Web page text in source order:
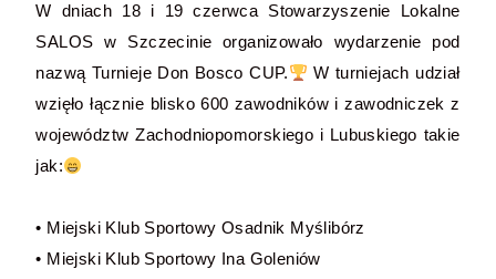
W dniach 18 i 19 czerwca Stowarzyszenie Lokalne
SALOS w Szczecinie organizowało wydarzenie pod
nazwą Turnieje Don Bosco CUP.
W turniejach udział
wzięło łącznie blisko 600 zawodników i zawodniczek z
województw Zachodniopomorskiego i Lubuskiego takie
jak:
• Miejski Klub Sportowy Osadnik Myślibórz
• Miejski Klub Sportowy Ina Goleniów